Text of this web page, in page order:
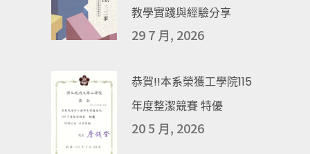
教學實踐與經驗分享
29 7 月, 2026
恭賀!!本系榮獲工學院115
年度整潔競賽 特優
20 5 月, 2026